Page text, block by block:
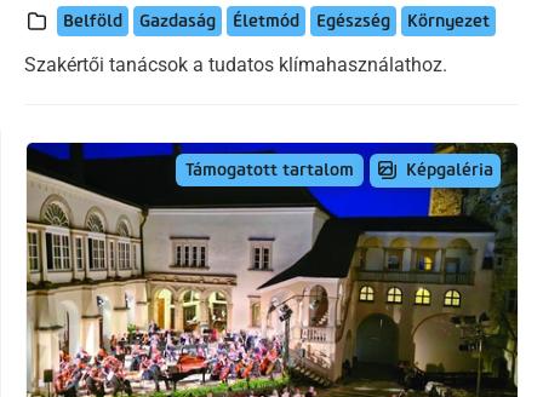
Belföld Gazdaság Életmód Egészség Környezet
Szakértői tanácsok a tudatos klímahasználathoz.
Támogatott tartalom Képgaléria